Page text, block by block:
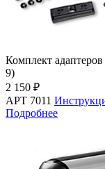
Комплект
9)
2 150 ₽
АРТ 7011
Подробнее